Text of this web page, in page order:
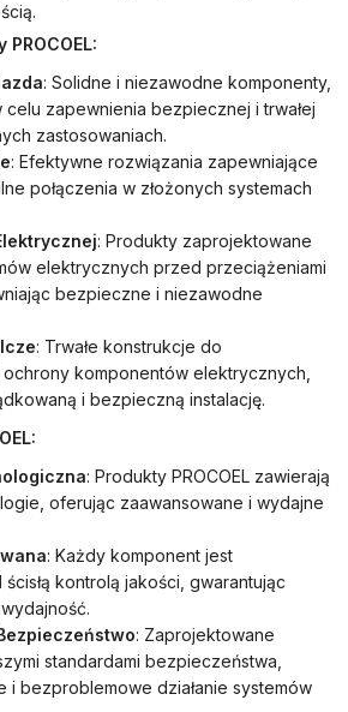
: Solidne i niezawodne komponenty,
zapewnienia bezpiecznej i trwałej
zastosowaniach.
: Efektywne rozwiązania zapewniające
połączenia w złożonych systemach
: Produkty zaprojektowane
elektrycznych przed przeciążeniami
bezpieczne i niezawodne
: Trwałe konstrukcje do
komponentów elektrycznych,
i bezpieczną instalację.
: Produkty PROCOEL zawierają
oferując zaawansowane i wydajne
: Każdy komponent jest
kontrolą jakości, gwarantując
: Zaprojektowane
standardami bezpieczeństwa,
i bezproblemowe działanie systemów